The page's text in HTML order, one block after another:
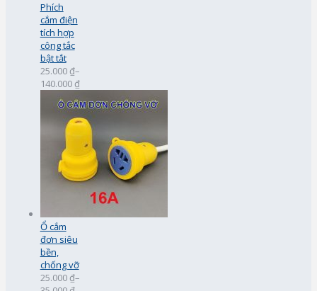
Phích
cắm điện
tích hợp
công tắc
bật tắt
25.000 ₫–
140.000 ₫
Ổ cắm
đơn siêu
bền,
chống vỡ
25.000 ₫–